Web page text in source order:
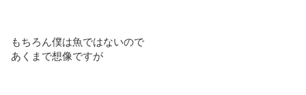
もちろん僕は魚ではないので
あくまで想像ですが